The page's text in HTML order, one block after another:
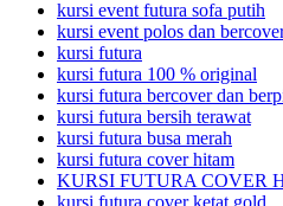
kursi event futura sofa putih
kursi event polos dan
kursi futura
kursi futura 100 % original
kursi futura bercover dan
kursi futura bersih terawat
kursi futura busa merah
kursi futura cover hitam
KURSI FUTURA COVER